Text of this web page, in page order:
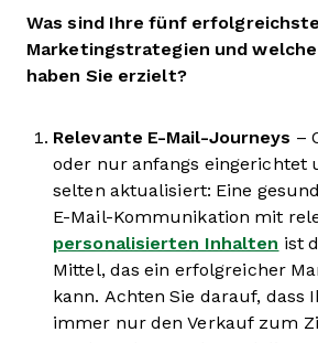
Was sind Ihre fünf
Marketingstrategien und welche
haben Sie erzielt?
Relevante E-Mail-Journeys –
oder nur anfangs eingerichtet
selten aktualisiert: Eine
E-Mail-Kommunikation mit
personalisierten Inhalten ist
Mittel, das ein erfolgreicher
kann. Achten Sie darauf, dass
immer nur den Verkauf zum